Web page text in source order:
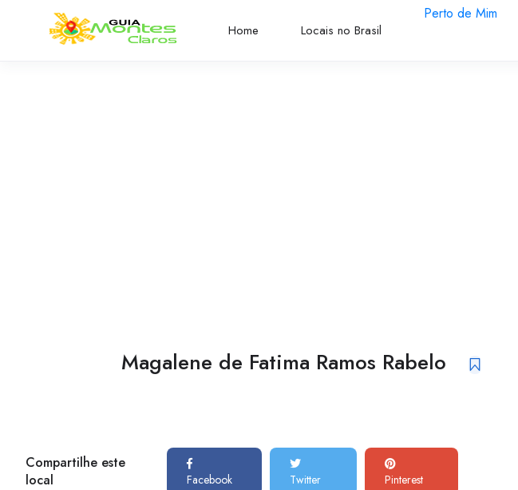
Home Locais no Brasil
Perto de Mim
Magalene de Fatima Ramos Rabelo
Compartilhe este
local
Facebook Twitter Pinterest